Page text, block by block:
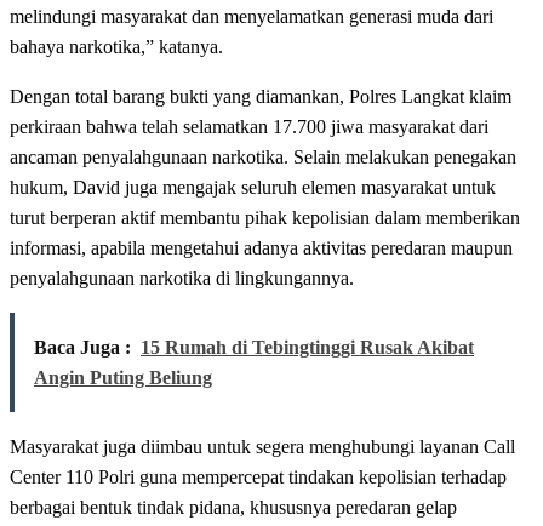
melindungi masyarakat dan menyelamatkan generasi muda dari
bahaya narkotika,” katanya.
Dengan total barang bukti yang diamankan, Polres Langkat klaim
perkiraan bahwa telah selamatkan 17.700 jiwa masyarakat dari
ancaman penyalahgunaan narkotika. Selain melakukan penegakan
hukum, David juga mengajak seluruh elemen masyarakat untuk
turut berperan aktif membantu pihak kepolisian dalam memberikan
informasi, apabila mengetahui adanya aktivitas peredaran maupun
penyalahgunaan narkotika di lingkungannya.
Baca Juga : 15 Rumah di Tebingtinggi Rusak Akibat
Angin Puting Beliung
Masyarakat juga diimbau untuk segera menghubungi layanan Call
Center 110 Polri guna mempercepat tindakan kepolisian terhadap
berbagai bentuk tindak pidana, khususnya peredaran gelap